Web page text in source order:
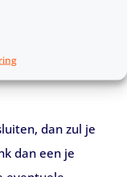
een
dan zul je
dan een je